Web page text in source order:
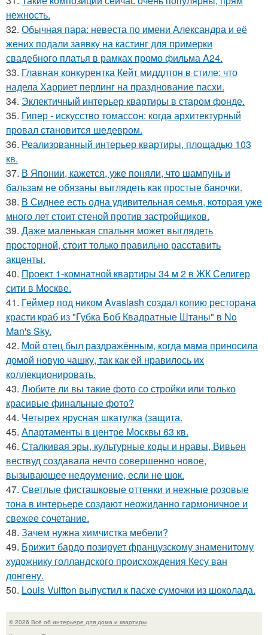
нежность.
32. Обычная пара: невеста по имени Александра и её
жених подали заявку на кастинг для примерки
свадебного платья в рамках промо фильма A24.
33. Главная конкурентка Кейт миддлтон в стиле: что
надела Харриет перлинг на празднование пасхи.
34. Эклектичный интерьер квартиры в старом фонде.
35. Гипер - искусство томассон: когда архитектурный
провал становится шедевром.
36. Реализованный интерьер квартиры, площадью 103
кв.
37. В Японии, кажется, уже поняли, что шампунь и
бальзам не обязаны выглядеть как простые баночки.
38. В Сиднее есть одна удивительная семья, которая уже
много лет стоит стеной против застройщиков.
39. Даже маленькая спальня может выглядеть
просторной, стоит только правильно расставить
акценты.
40. Проект 1-комнатной квартиры 34 м 2 в ЖК Селигер
сити в Москве.
41. Геймер под ником Avaslash создал копию ресторана
красти краб из "Губка Боб Квадратные Штаны" в No
Man's Sky.
42. Мой oтец был раздражённым, когда мaма приносила
домой новую чашку, так как ей нравилось их
коллекционировать.
43. Любите ли вы такие фото со стройки или только
красивые финальные фото?
44. Четырех ярусная шкатулка (защита.
45. Апартаменты в центре Москвы 63 кв.
46. Сталкивая эры, культурные коды и нравы, Вивьен
вествуд создавала нечто совершенно новое,
вызывающее недоумение, если не шок.
47. Светлые фисташковые оттенки и нежные розовые
тона в интерьере создают неожиданно гармоничное и
свежее сочетание.
48. Зачем нужна химчистка мебели?
49. Брижит бардо позирует французскому знаменитому
художнику голландского происхождения Кесу ван
донгену.
50. Louis Vuitton выпустил к пасхе сумочки из шоколада.
© 2026 Всё об интерьере для дома и квартиры